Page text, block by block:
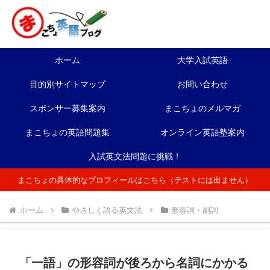
ホーム 大学入試英語
目的別サイトマップ お問い合わせ
スポンサー募集案内 まこちょのメルマガ
まこちょの英語問題集 オンライン英語塾案内
入試英文法問題に挑戦！
まこちょの具体的なプロフィールはこちら（テストには出ません）
ホーム やさしく語る英文法 形容詞・副詞
「一語」の形容詞が後ろから名詞にかかる